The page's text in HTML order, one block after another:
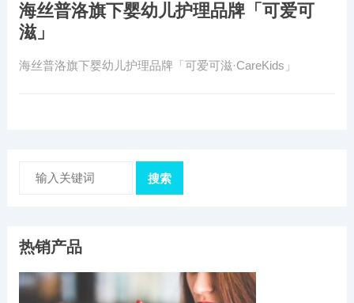
海丝普洛旗下婴幼儿护理品牌「可爱可
滋」
海丝普洛旗下婴幼儿护理品牌「可爱可滋·CareKids」
搜索
热销产品